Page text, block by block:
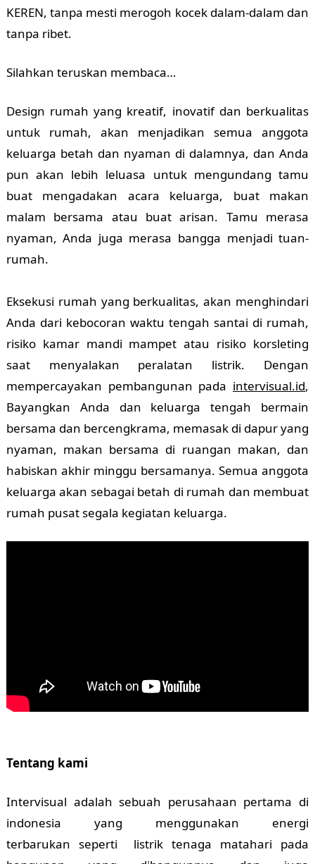
KEREN, tanpa mesti merogoh kocek dalam-dalam dan
tanpa ribet.
Silahkan teruskan membaca…
Design rumah yang kreatif, inovatif dan berkualitas
untuk rumah, akan menjadikan semua anggota
keluarga betah dan nyaman di dalamnya, dan Anda
pun akan lebih leluasa untuk mengundang tamu
buat mengadakan acara keluarga, buat makan
malam bersama atau buat arisan. Tamu merasa
nyaman, Anda juga merasa bangga menjadi tuan-
rumah.
Eksekusi rumah yang berkualitas, akan menghindari
Anda dari kebocoran waktu tengah santai di rumah,
risiko kamar mandi mampet atau risiko korsleting
saat menyalakan peralatan listrik. Dengan
mempercayakan pembangunan pada intervisual.id,
Bayangkan Anda dan keluarga tengah bermain
bersama dan bercengkrama, memasak di dapur yang
nyaman, makan bersama di ruangan makan, dan
habiskan akhir minggu bersamanya. Semua anggota
keluarga akan sebagai betah di rumah dan membuat
rumah pusat segala kegiatan keluarga.
Tentang kami
Intervisual adalah sebuah perusahaan pertama di
indonesia yang menggunakan energi
terbarukan seperti listrik tenaga matahari pada